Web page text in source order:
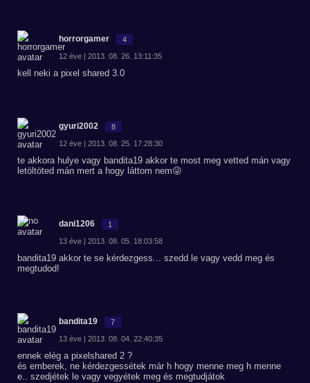
horrorgamer 4
12 éve | 2013. 08. 26. 13:11:35
kell neki a pixel shared 3.0
gyuri2002 8
12 éve | 2013. 08. 25. 17:28:30
te akkora hulye vagy bandita19 akkor te most meg vetted mán vagy
letöltöted mán mert a hogy láttom nem😜
dani1206 1
13 éve | 2013. 08. 05. 18:03:58
bandita19 akkor te se kérdezgess... szedd le vagy vedd meg és
megtudod!
bandita19 7
13 éve | 2013. 08. 04. 22:40:35
ennek elég a pixelshared 2 ?
és emberek, ne kérdezgessétek már h hogy menne meg h menne
e.. szedjétek le vagy vegyétek meg és megtudjátok